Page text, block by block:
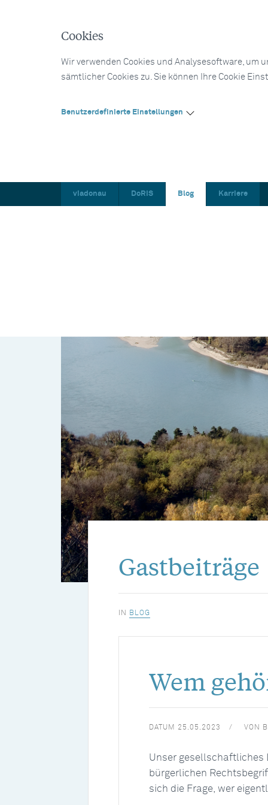
Cookies
Wir verwenden Cookies und Analysesoftware,
sämtlicher Cookies zu. Sie können Ihre Cookie
Benutzerdefinierte Einstellungen
viadonau DoRIS Blog Karriere
Gastbeiträge
IN BLOG
Wem
DATUM 25.05.2023 VON
Unser gesellschaftliches
bürgerlichen
sich die Frage, wer